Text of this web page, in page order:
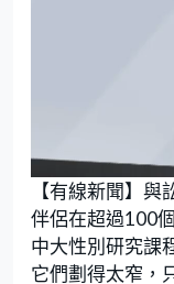
U
n
m
u
t
e
【有線新聞】
伴侶在超過100
中大性別研究課
它們劃得太窄，